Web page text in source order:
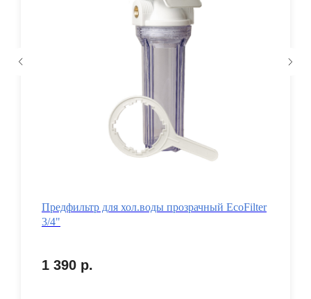
Предфильтр для хол.воды прозрачный EcoFilter
3/4"
1 390 р.